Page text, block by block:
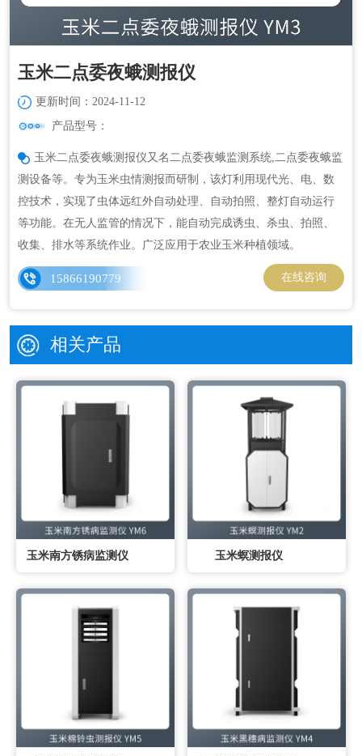
玉米二点委夜蛾测报仪
更新时间：2024-11-12
产品型号：
玉米二点委夜蛾测报仪又名二点委夜蛾监测系统,二点委夜蛾监
测设备等。专为玉米虫情测报而研制，该灯利用现代光、电、数
控技术，实现了虫体远红外自动处理、自动拍照、整灯自动运行
等功能。在无人监管的情况下，能自动完成诱虫、杀虫、拍照、
收集、排水等系统作业。广泛应用于农业玉米种植领域。
15866190779 在线咨询
相关产品
玉米南方锈病监测仪 玉米螟测报仪